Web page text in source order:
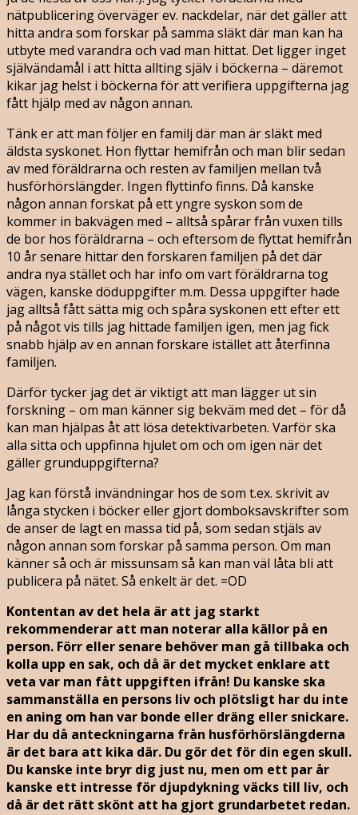
nätpublicering överväger ev. nackdelar, när det gäller att
hitta andra som forskar på samma släkt där man kan ha
utbyte med varandra och vad man hittat. Det ligger inget
självändamål i att hitta allting själv i böckerna – däremot
kikar jag helst i böckerna för att verifiera uppgifterna jag
fått hjälp med av någon annan.
Tänk er att man följer en familj där man är släkt med
äldsta syskonet. Hon flyttar hemifrån och man blir sedan
av med föräldrarna och resten av familjen mellan två
husförhörslängder. Ingen flyttinfo finns. Då kanske
någon annan forskat på ett yngre syskon som de
kommer in bakvägen med – alltså spårar från vuxen tills
de bor hos föräldrarna – och eftersom de flyttat hemifrån
10 år senare hittar den forskaren familjen på det där
andra nya stället och har info om vart föräldrarna tog
vägen, kanske döduppgifter m.m. Dessa uppgifter hade
jag alltså fått sätta mig och spåra syskonen ett efter ett
på något vis tills jag hittade familjen igen, men jag fick
snabb hjälp av en annan forskare istället att återfinna
familjen.
Därför tycker jag det är viktigt att man lägger ut sin
forskning – om man känner sig bekväm med det – för då
kan man hjälpas åt att lösa detektivarbeten. Varför ska
alla sitta och uppfinna hjulet om och om igen när det
gäller grunduppgifterna?
Jag kan förstå invändningar hos de som t.ex. skrivit av
långa stycken i böcker eller gjort domboksavskrifter som
de anser de lagt en massa tid på, som sedan stjäls av
någon annan som forskar på samma person. Om man
känner så och är missunsam så kan man väl låta bli att
publicera på nätet. Så enkelt är det. =OD
Kontentan av det hela är att jag starkt
rekommenderar att man noterar alla källor på en
person. Förr eller senare behöver man gå tillbaka och
kolla upp en sak, och då är det mycket enklare att
veta var man fått uppgiften ifrån! Du kanske ska
sammanställa en persons liv och plötsligt har du inte
en aning om han var bonde eller dräng eller snickare.
Har du då anteckningarna från husförhörslängderna
är det bara att kika där. Du gör det för din egen skull.
Du kanske inte bryr dig just nu, men om ett par år
kanske ett intresse för djupdykning väcks till liv, och
då är det rätt skönt att ha gjort grundarbetet redan.